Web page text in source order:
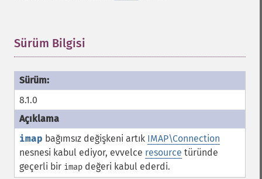
Sürüm Bilgisi
8.1.0
imap bağımsız değişkeni artık IMAP\Connection
nesnesi kabul ediyor, evvelce resource türünde
geçerli bir imap değeri kabul ederdi.